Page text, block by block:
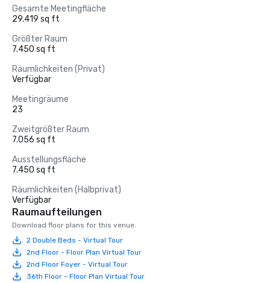
Gesamte Meetingfläche
29.419 sq ft
Größter Raum
7.450 sq ft
Räumlichkeiten (Privat)
Verfügbar
Meetingräume
23
Zweitgrößter Raum
7.056 sq ft
Ausstellungsfläche
7.450 sq ft
Räumlichkeiten (Halbprivat)
Verfügbar
Raumaufteilungen
Download floor plans for this venue.
2 Double Beds - Virtual Tour
2nd Floor - Floor Plan Virtual Tour
2nd Floor Foyer - Virtual Tour
36th Floor - Floor Plan Virtual Tour